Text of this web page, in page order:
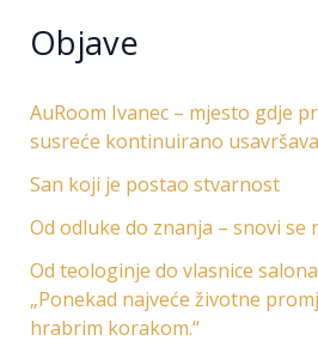
Objave
AuRoom Ivanec – mjesto gdje
susreće kontinuirano
San koji je postao stvarnost
Od odluke do znanja – snovi se
Od teologinje do vlasnice
„Ponekad najveće životne
hrabrim korakom.“